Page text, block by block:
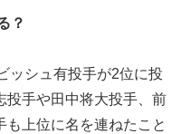
？
ッシュ有投手が2位に投
投手や田中将大投手、前
も上位に名を連ねたこと